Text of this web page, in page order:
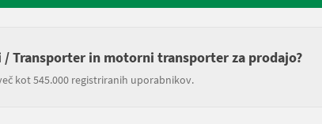
Transporter in motorni transporter za prodajo?
kot 545.000 registriranih uporabnikov.